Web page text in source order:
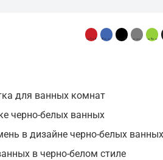
для ванных комнат
черно-белых ванных
в дизайне черно-белых ванных
в черно-белом стиле